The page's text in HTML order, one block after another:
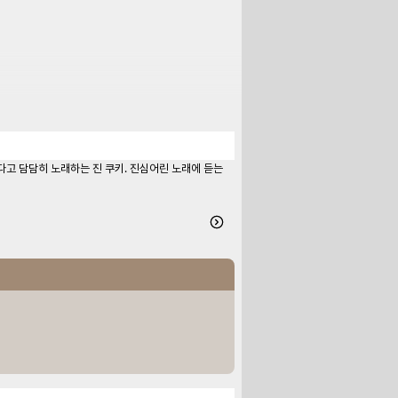
담담히 노래하는 진 쿠키. 진심어린 노래에 듣는